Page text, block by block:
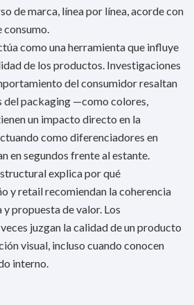
de marca, línea por línea, acorde con
como una herramienta que influye
de los productos. Investigaciones
del consumidor resaltan
del packaging —como colores,
un impacto directo en la
como diferenciadores en
en segundos frente al estante.
explica por qué
y retail recomiendan la coherencia
propuesta de valor. Los
juzgan la calidad de un producto
visual, incluso cuando conocen
interno.